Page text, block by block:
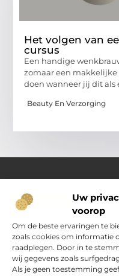
Uw
voorop
Om de beste ervaringen te
zoals cookies om informatie
raadplegen. Door in te
wij gegevens zoals
Als je geen toestemming
Het volgen van
cursus
Een handige
zomaar een
doen wanneer jij dit als
Beauty En Verzorging
Over Oranje-
Dé plek voor praktische
Verken een gevarieerd
boordevol handige tips,
inzichten. Alles om jouw
en leuker te maken.